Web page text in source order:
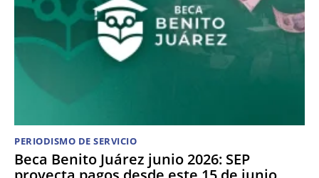
PERIODISMO DE SERVICIO
Beca Benito Juárez junio 2026: SEP